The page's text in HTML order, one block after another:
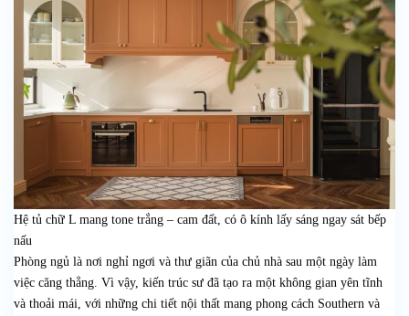
Hệ tủ chữ L mang tone trắng – cam đất, có ô kính lấy sáng ngay sát bếp
nấu
Phòng ngủ là nơi nghỉ ngơi và thư giãn của chủ nhà sau một ngày làm
việc căng thẳng. Vì vậy, kiến trúc sư đã tạo ra một không gian yên tĩnh
và thoải mái, với những chi tiết nội thất mang phong cách Southern và